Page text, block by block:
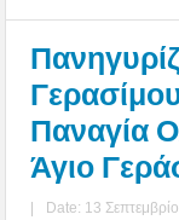
Παναγία
Άγιο
| Date: 13